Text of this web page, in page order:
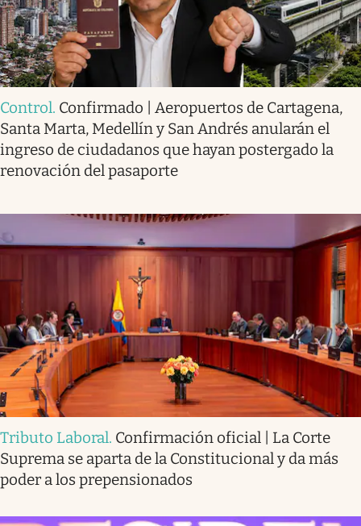
Control. Confirmado | Aeropuertos de Cartagena,
Santa Marta, Medellín y San Andrés anularán el
ingreso de ciudadanos que hayan postergado la
renovación del pasaporte
Tributo Laboral. Confirmación oficial | La Corte
Suprema se aparta de la Constitucional y da más
poder a los prepensionados